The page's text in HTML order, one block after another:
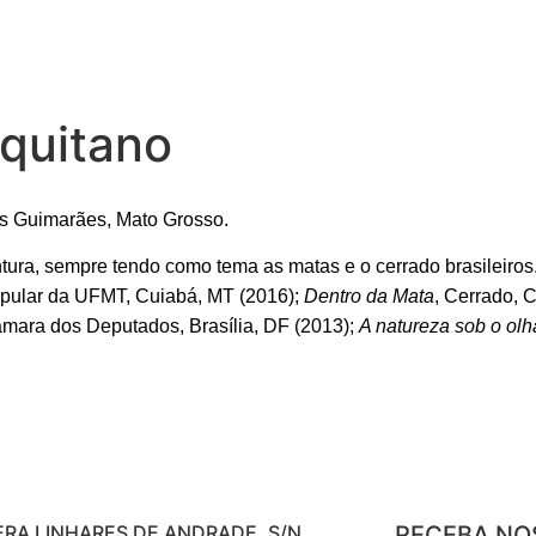
Guimarães, Mato Grosso.
sempre tendo como tema as matas e o cerrado
da UFMT, Cuiabá, MT (2016); Dentro da Mata, Cerrado,
dos Deputados, Brasília, DF (2013); A natureza sob o